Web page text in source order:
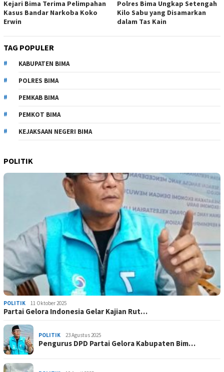
Kejari Bima Terima Pelimpahan
Kasus Bandar Narkoba Koko
Erwin
Polres Bima Ungkap Setengah
Kilo Sabu yang Disamarkan
dalam Tas Kain
TAG POPULER
KABUPATEN BIMA
POLRES BIMA
PEMKAB BIMA
PEMKOT BIMA
KEJAKSAAN NEGERI BIMA
POLITIK
POLITIK 11 Oktober 2025
Partai Gelora Indonesia Gelar Kajian Rut…
POLITIK 23 Agustus 2025
Pengurus DPD Partai Gelora Kabupaten Bim…